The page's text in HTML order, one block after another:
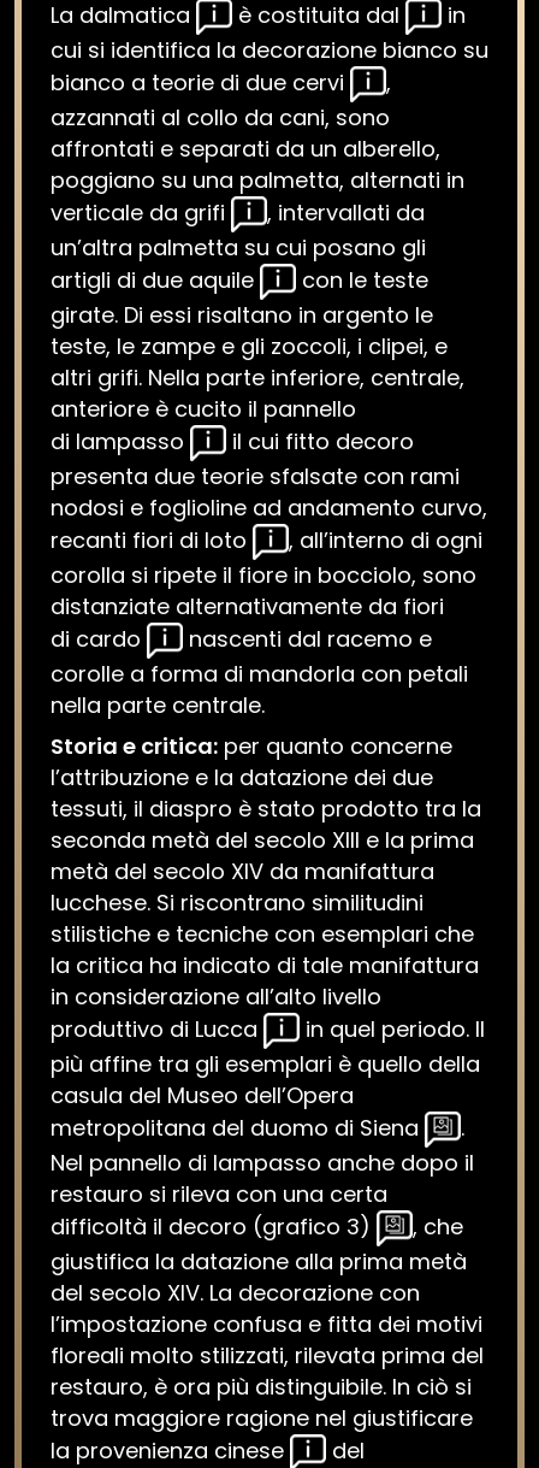
La dalmatica è costituita dal
in
cui si identifica la decorazione bianco su
bianco a teorie di due cervi
,
azzannati al collo da cani, sono
affrontati e separati da un alberello,
poggiano su una palmetta, alternati in
verticale da grifi
, intervallati da
un’altra palmetta su cui posano gli
artigli di due aquile
con le teste
girate. Di essi risaltano in argento le
teste, le zampe e gli zoccoli, i clipei, e
altri grifi. Nella parte inferiore, centrale,
anteriore è cucito il pannello
di lampasso
il cui fitto decoro
presenta due teorie sfalsate con rami
nodosi e foglioline ad andamento curvo,
recanti fiori di loto
, all’interno di ogni
corolla si ripete il fiore in bocciolo, sono
distanziate alternativamente da fiori
di cardo
nascenti dal racemo e
corolle a forma di mandorla con petali
nella parte centrale.
Storia e critica: per quanto concerne
l’attribuzione e la datazione dei due
tessuti, il diaspro è stato prodotto tra la
seconda metà del secolo XIII e la prima
metà del secolo XIV da manifattura
lucchese. Si riscontrano similitudini
stilistiche e tecniche con esemplari che
la critica ha indicato di tale manifattura
in considerazione all’alto livello
produttivo di Lucca
in quel periodo. Il
più affine tra gli esemplari è quello della
casula del Museo dell’Opera
metropolitana del duomo di Siena
.
Nel pannello di lampasso anche dopo il
restauro si rileva con una certa
difficoltà il decoro (grafico 3)
, che
giustifica la datazione alla prima metà
del secolo XIV. La decorazione con
l’impostazione confusa e fitta dei motivi
floreali molto stilizzati, rilevata prima del
restauro, è ora più distinguibile. In ciò si
trova maggiore ragione nel giustificare
la provenienza cinese
del